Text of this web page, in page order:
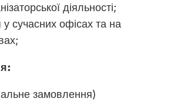
діяльності;
сучасних офісах та на
замовлення)